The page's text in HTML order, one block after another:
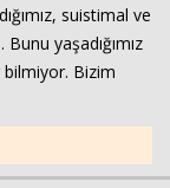
suistimal ve
yaşadığımız
bilmiyor. Bizim